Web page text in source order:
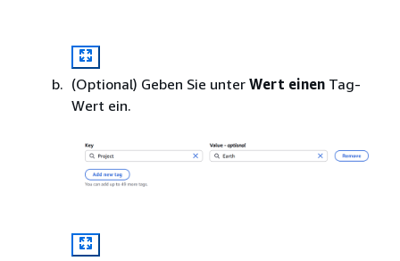
(Optional) Geben Sie unter Wert einen Tag-
Wert ein.